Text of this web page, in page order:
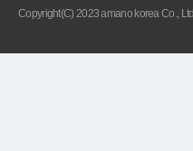
Copyright(C) 2023 amano korea Co.,